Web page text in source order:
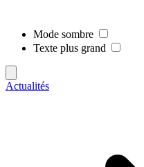
Mode sombre
Texte plus grand
Actualités